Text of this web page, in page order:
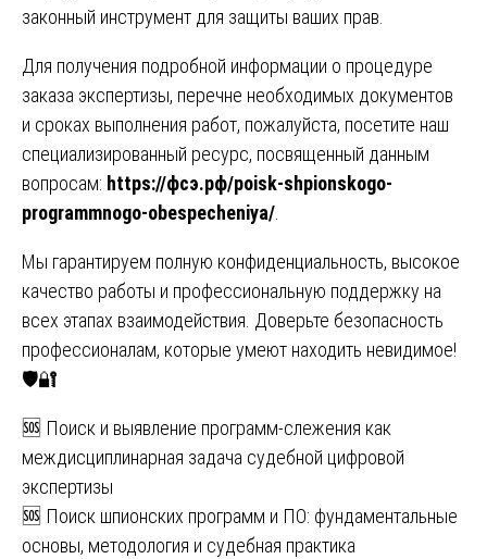
законный инструмент для защиты ваших прав.
Для получения подробной информации о процедуре
заказа экспертизы, перечне необходимых документов
и сроках выполнения работ, пожалуйста, посетите наш
специализированный ресурс, посвященный данным
вопросам: https://фсэ.рф/poisk-shpionskogo-
programmnogo-obespecheniya/
Мы гарантируем полную конфиденциальность, высокое
качество работы и профессиональную поддержку на
всех этапах взаимодействия. Доверьте безопасность
профессионалам, которые умеют находить невидимое!
🛡️🔐
Навигация
по
записям
🆘 Поиск и выявление программ-слежения как
междисциплинарная задача судебной цифровой
экспертизы
🆘 Поиск шпионских программ и ПО: фундаментальные
основы, методология и судебная практика